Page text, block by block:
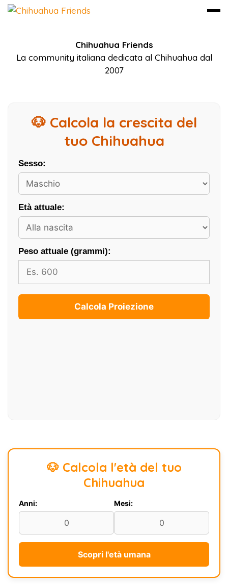
Chihuahua Friends
La community italiana dedicata al Chihuahua dal
2007
🐶 Calcola la crescita del
tuo Chihuahua
Sesso:
Età attuale:
Peso attuale (grammi):
Calcola Proiezione
🐶 Calcola l'età del tuo
Chihuahua
Anni: Mesi:
Scopri l'età umana